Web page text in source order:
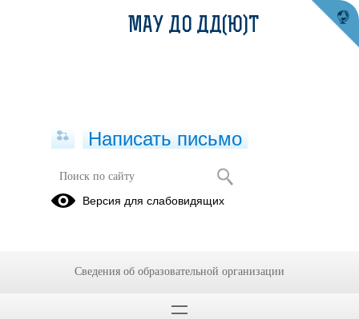
Публикации за Июнь 2026
молодёжных
творческих работ
МАУ ДО ДД(Ю)Т
Написать письмо
Версия для слабовидящих
Сведения об образовательной организации